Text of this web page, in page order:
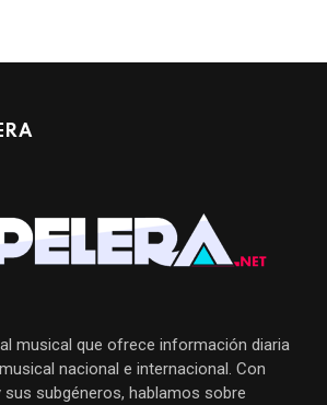
musical que ofrece información diaria
nacional e internacional. Con
subgéneros, hablamos sobre